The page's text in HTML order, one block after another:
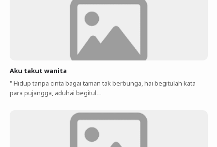
Aku takut wanita
" Hidup tanpa cinta bagai taman tak berbunga, hai begitulah kata
para pujangga, aduhai begitul…